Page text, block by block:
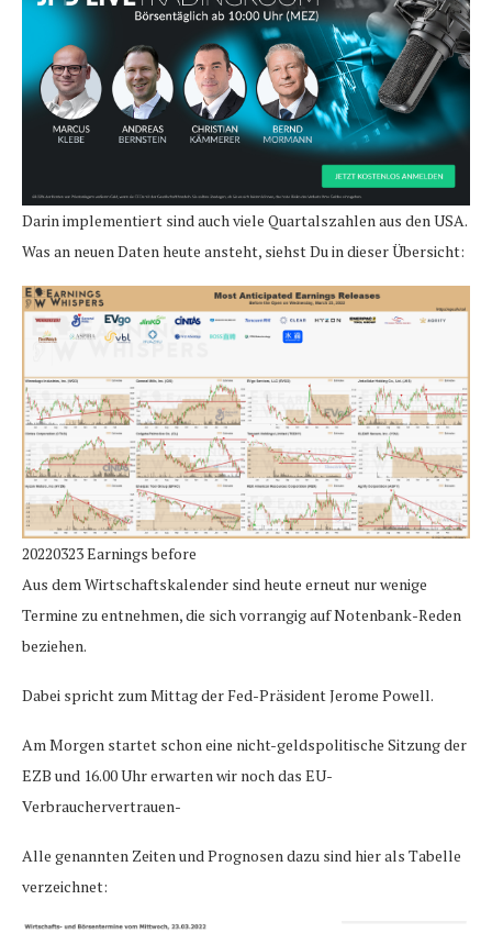
Darin implementiert sind auch viele Quartalszahlen aus den USA.
Was an neuen Daten heute ansteht, siehst Du in dieser Übersicht:
20220323 Earnings before
Aus dem Wirtschaftskalender sind heute erneut nur wenige
Termine zu entnehmen, die sich vorrangig auf Notenbank-Reden
beziehen.
Dabei spricht zum Mittag der Fed-Präsident Jerome Powell.
Am Morgen startet schon eine nicht-geldspolitische Sitzung der
EZB und 16.00 Uhr erwarten wir noch das EU-
Verbrauchervertrauen-
Alle genannten Zeiten und Prognosen dazu sind hier als Tabelle
verzeichnet: